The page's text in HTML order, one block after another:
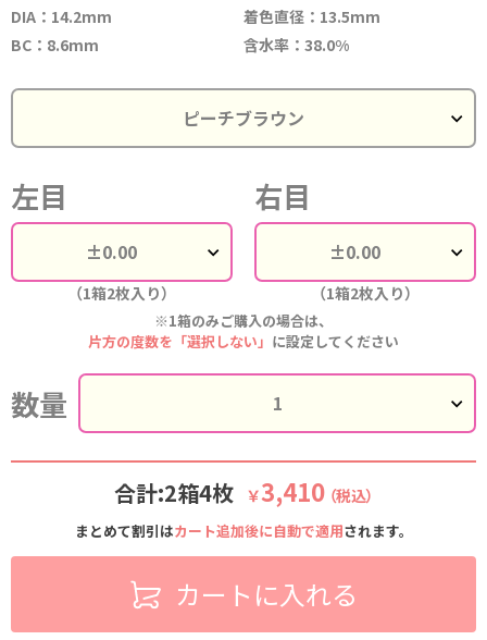
DIA：14.2mm
着色直径：13.5mm
BC：8.6mm
含水率：38.0%
左目
（1箱2枚入り）
右目
（1箱2枚入り）
※1箱のみご購入の場合は、
片方の度数を「選択しない」 に設定してください
数量
合計:2箱4枚 ￥3,410 （税込）
まとめて割引はカート追加後に自動で適用されます。
カートに入れる